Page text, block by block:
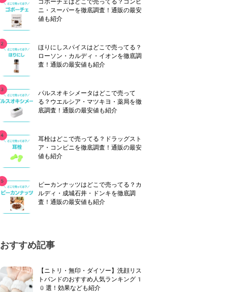
ニ・スーパーを徹底調査！通販の最安
値も紹介
ほりにしスパイスはどこで売ってる？
ローソン・カルディ・イオンを徹底調
査！通販の最安値も紹介
パルスオキシメータはどこで売って
る？ウエルシア・マツキヨ・薬局を徹
底調査！通販の最安値も紹介
耳栓はどこで売ってる？ドラッグスト
ア・コンビニを徹底調査！通販の最安
値も紹介
ピーカンナッツはどこで売ってる？カ
ルディ・成城石井・ドンキを徹底調
査！通販の最安値も紹介
おすすめ記事
【ニトリ・無印・ダイソー】洗顔リス
トバンドのおすすめ人気ランキング1
0選！効果なども紹介